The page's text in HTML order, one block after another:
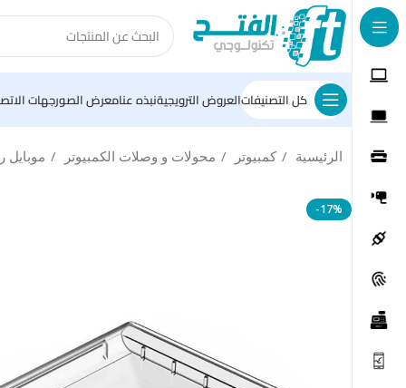
كل التصنيفاتالعروض الترويجيةنبذه عنامعرض الصورجهات
الرئيسية كمبيوتر محولات و وصلات الكمبيوتر
-17%